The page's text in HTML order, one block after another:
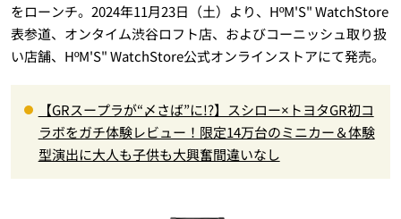
をローンチ。2024年11月23日（土）より、HºM'S" WatchStore
表参道、オンタイム渋谷ロフト店、およびコーニッシュ取り扱
い店舗、HºM'S" WatchStore公式オンラインストアにて発売。
【GRスープラが“〆さば”に!?】スシロー×トヨタGR初コ
ラボをガチ体験レビュー！限定14万台のミニカー＆体験
型演出に大人も子供も大興奮間違いなし